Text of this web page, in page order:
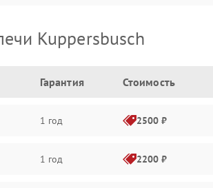
Kuppersbusch
Гарантия Стоимость
1 год 2500 ₽
1 год 2200 ₽